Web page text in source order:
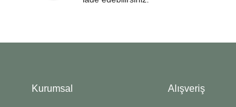
Kurumsal Alışveriş